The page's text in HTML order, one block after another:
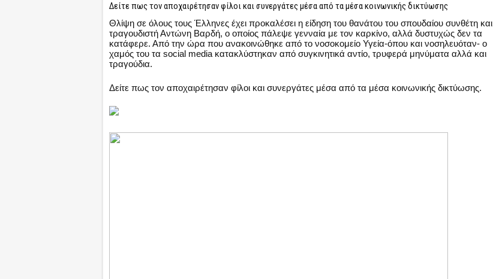
Δείτε πως τον αποχαιρέτησαν φίλοι και συνεργάτες μέσα από τα μέσα κοινωνικής δικτύωσης
Θλίψη σε όλους τους Έλληνες έχει προκαλέσει η είδηση του θανάτου του σπουδαίου συνθέτη και
τραγουδιστή Αντώνη Βαρδή, ο οποίος πάλεψε γενναία με τον καρκίνο, αλλά δυστυχώς δεν τα
κατάφερε. Από την ώρα που ανακοινώθηκε από το νοσοκομείο Υγεία-όπου και νοσηλευόταν- ο
χαμός του τα social media κατακλύστηκαν από συγκινητικά αντίο, τρυφερά μηνύματα αλλά και
τραγούδια.
Δείτε πως τον αποχαιρέτησαν φίλοι και συνεργάτες μέσα από τα μέσα κοινωνικής δικτύωσης.